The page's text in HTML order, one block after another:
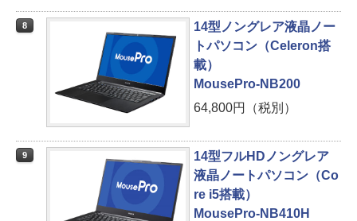
8
14型ノングレア液晶ノー
トパソコン（Celeron搭
載）
MousePro-NB200
64,800円（税別）
9
14型フルHDノングレア
液晶ノートパソコン（Co
re i5搭載）
MousePro-NB410H